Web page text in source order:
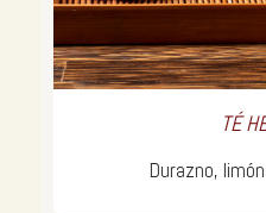
TÉ
Durazno,